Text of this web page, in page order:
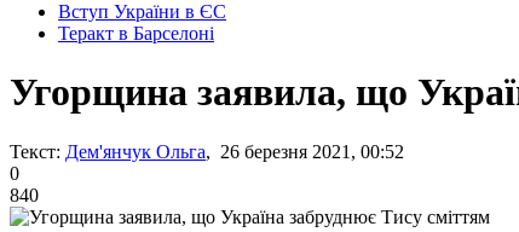
Вступ України в ЄС
Теракт в Барселоні
Угорщина заявила, що
Текст: Дем'янчук Ольга, 26 березня 2021, 00:52
0
840